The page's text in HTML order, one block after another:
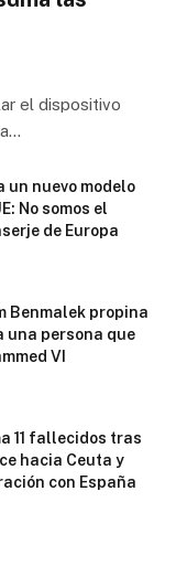
el dispositivo
un nuevo modelo
No somos el
de Europa
Benmalek propina
una persona que
VI
11 fallecidos tras
hacia Ceuta y
con España